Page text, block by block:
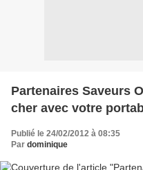
Partenaires Saveurs
cher avec votre
Publié le 24/02/2012 à 08:35
Par dominique